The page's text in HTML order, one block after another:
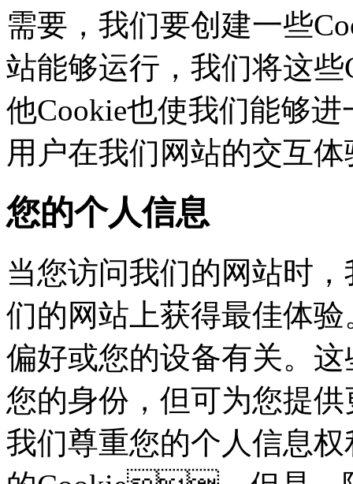
需要，我们要创建一
站能够运行，我们将这
他Cookie也使我们能够进
用户在我们网站的交互体
您的个人信息
当您访问我们的网站时
们的网站上获得最佳体验
偏好或您的设备有关。
您的身份，但可为您
我们尊重您的个人信息权